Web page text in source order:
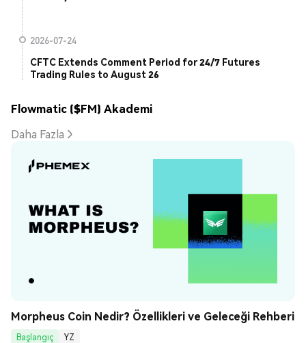
2026-07-24
CFTC Extends Comment Period for 24/7 Futures
Trading Rules to August 26
Flowmatic ($FM) Akademi
Daha Fazla
Morpheus Coin Nedir? Özellikleri ve Geleceği Rehberi
Başlangıç
YZ